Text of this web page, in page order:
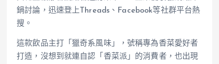
鍋討論，迅速登上Threads、Facebook等社群平台熱
搜。
這款飲品主打「獵奇系風味」，號稱專為香菜愛好者
打造，沒想到就連自認「香菜派」的消費者，也出現